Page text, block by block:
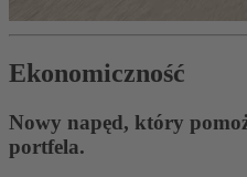
Ekonomiczność
Nowy napęd, który
portfela.